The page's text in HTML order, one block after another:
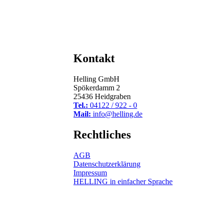
Kontakt
Helling GmbH
Spökerdamm 2
25436 Heidgraben
Tel.: 04122 / 922 - 0
Mail: info@helling.de
Rechtliches
AGB
Datenschutz­erklärung
Impressum
HELLING in einfacher Sprache